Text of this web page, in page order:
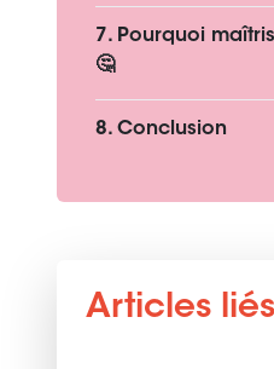
7. Pourquoi
🤔
8. Conclusion
Articles liés